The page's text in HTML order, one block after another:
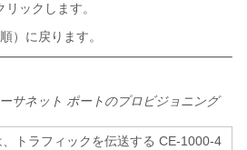
リックします。
）に戻ります。
サネット ポートのプロビジョニング
トラフィックを伝送する CE-1000-4